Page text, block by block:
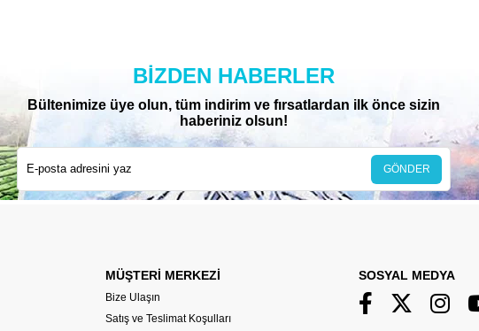
BIZDEN HABERLER
Bültenimize üye olun, tüm indirim ve fırsatlardan ilk önce sizin
haberiniz olsun!
GÖNDER
MÜŞTERİ MERKEZİ
Bize Ulaşın
Satış ve Teslimat Koşulları
SOSYAL MEDYA